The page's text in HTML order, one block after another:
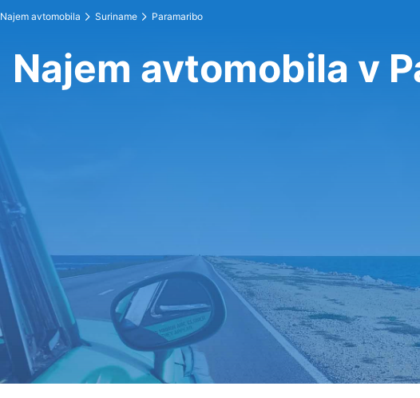
Najem avtomobila Suriname Paramaribo
Najem avtomobila v